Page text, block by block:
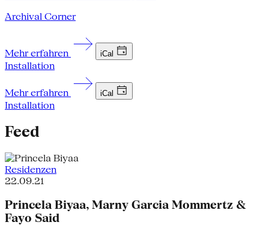
Archival Corner
Mehr erfahren iCal
Installation
Mehr erfahren iCal
Installation
Feed
Residenzen
22.09.21
Princela Biyaa, Marny Garcia Mommertz &
Fayo Said